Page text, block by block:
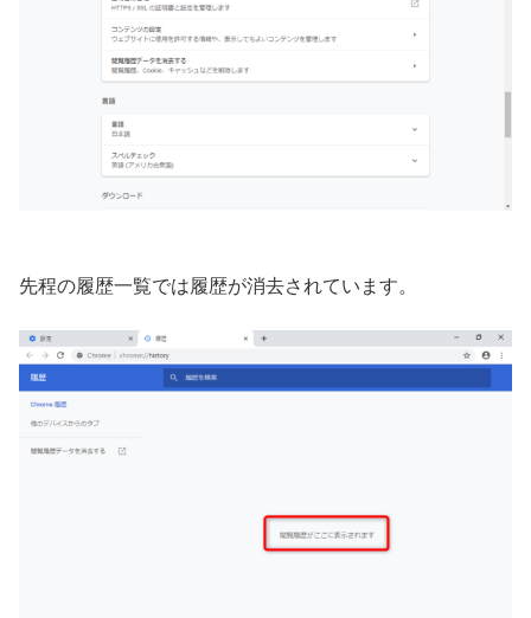
先程の履歴一覧では履歴が消去されています。